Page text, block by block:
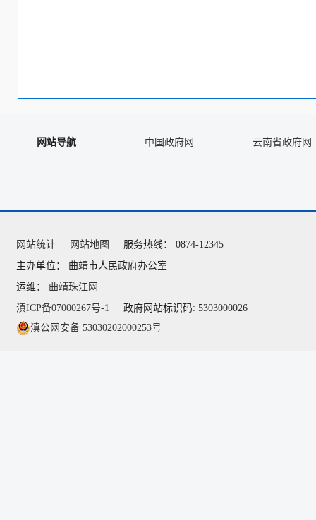
网站导航 中国政府网 云南省政府网
网站统计 网站地图
服务热线： 0874-12345
主办单位： 曲靖市人民政府办公室
运维： 曲靖珠江网
滇ICP备07000267号-1
政府网站标识码: 5303000026
滇公网安备 53030202000253号